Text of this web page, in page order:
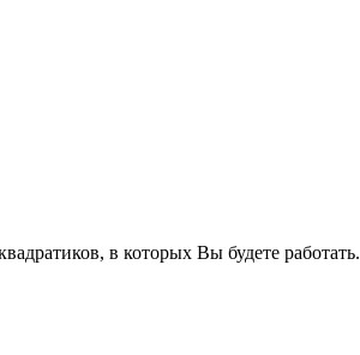
в которых Вы будете работать.